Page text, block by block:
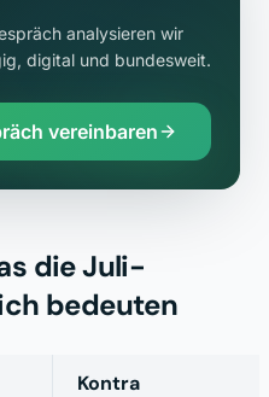
analysieren wir
digital und bundesweit.
vereinbaren
die Juli-
bedeuten
Kontra